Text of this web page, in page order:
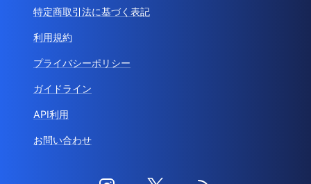
特定商取引法に基づく表記
利用規約
プライバシーポリシー
ガイドライン
API利用
お問い合わせ